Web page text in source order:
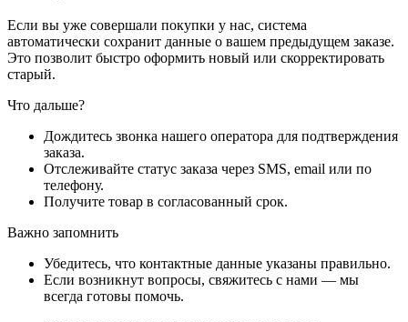
Если вы уже совершали покупки у нас, система
автоматически сохранит данные о вашем предыдущем заказе.
Это позволит быстро оформить новый или скорректировать
старый.
Что дальше?
Дождитесь звонка нашего оператора для подтверждения
заказа.
Отслеживайте статус заказа через SMS, email или по
телефону.
Получите товар в согласованный срок.
Важно запомнить
Убедитесь, что контактные данные указаны правильно.
Если возникнут вопросы, свяжитесь с нами — мы
всегда готовы помочь.